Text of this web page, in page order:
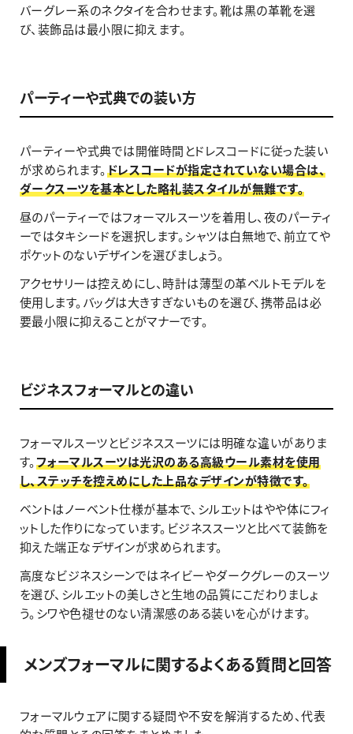
バーグレー系のネクタイを合わせます。靴は黒の革靴を選
び、装飾品は最小限に抑えます。
パーティーや式典での装い方
パーティーや式典では開催時間とドレスコードに従った装い
が求められます。ドレスコードが指定されていない場合は、
ダークスーツを基本とした略礼装スタイルが無難です。
昼のパーティーではフォーマルスーツを着用し、夜のパーティ
ーではタキシードを選択します。シャツは白無地で、前立てや
ポケットのないデザインを選びましょう。
アクセサリーは控えめにし、時計は薄型の革ベルトモデルを
使用します。バッグは大きすぎないものを選び、携帯品は必
要最小限に抑えることがマナーです。
ビジネスフォーマルとの違い
フォーマルスーツとビジネススーツには明確な違いがありま
す。フォーマルスーツは光沢のある高級ウール素材を使用
し、ステッチを控えめにした上品なデザインが特徴です。
ベントはノーベント仕様が基本で、シルエットはやや体にフィ
ットした作りになっています。ビジネススーツと比べて装飾を
抑えた端正なデザインが求められます。
高度なビジネスシーンではネイビーやダークグレーのスーツ
を選び、シルエットの美しさと生地の品質にこだわりましょ
う。シワや色褪せのない清潔感のある装いを心がけます。
メンズフォーマルに関するよくある質問と回答
フォーマルウェアに関する疑問や不安を解消するため、代表